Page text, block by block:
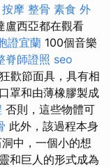
摩 整骨 素食 外
盧西亞都在觀看
證宜蘭 100個音樂
脊師證照 seo
歡節面具，具有相
罩和由薄橡膠製成
否則，這些物體可
此外，該過程本身
中，一個小的想
和巨人的形式成為